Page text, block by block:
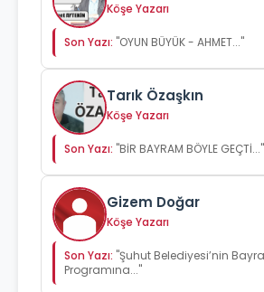
Köşe Yazarı
Son Yazı: "OYUN BÜYÜK - AHMET..."
Tarık Özaşkın
Köşe Yazarı
Son Yazı: "BİR BAYRAM BÖYLE GEÇTİ..."
Gizem Doğar
Köşe Yazarı
Son Yazı: "Şuhut Belediyesi’nin
Programına..."